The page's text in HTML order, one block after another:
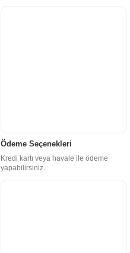
Ödeme Seçenekleri
Kredi kartı veya havale ile ödeme
yapabilirsiniz.